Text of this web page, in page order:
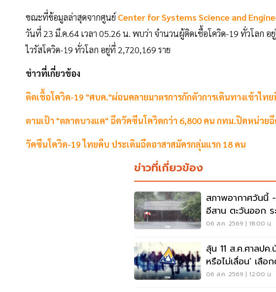
ขณะที่ข้อมูลล่าสุดจากศูนย์ Center for Systems Science and
วันที่ 23 มี.ค.64 เวลา 05.26 น. พบว่า จำนวนผู้ติดเชื้อโควิด-19 ทั่วโลก
ไวรัสโควิด-19 ทั่วโลก อยู่ที่ 2,720,169 ราย
ข่าวที่เกี่ยวข้อง
ติดเชื้อโควิด-19 "ศบค."ผ่อนคลายมาตรการกักตัวการเดินทางเข้าไท
ตามเป้า "ตลาดบางแค" ฉีดวัคซีนโควิดกว่า 6,800 คน กทม.ปิดหน่วย
วัคซีนโควิด-19 ไทยคืบ ประเดิมฉีดอาสาสมัครกลุ่มแรก 18 คน
ข่าวที่เกี่ยวข้อง
สภาพอากาศวันนี้
อีสาน ตะวันออก
พลัน น้ำป่าไหลหลาก
06 ส.ค. 2569 | 18:00 น.
ลุ้น 11 ส.ค.ศาลปค
หรือไม่เลื่อน' เลือ
สังคม
06 ส.ค. 2569 | 12:00 น.